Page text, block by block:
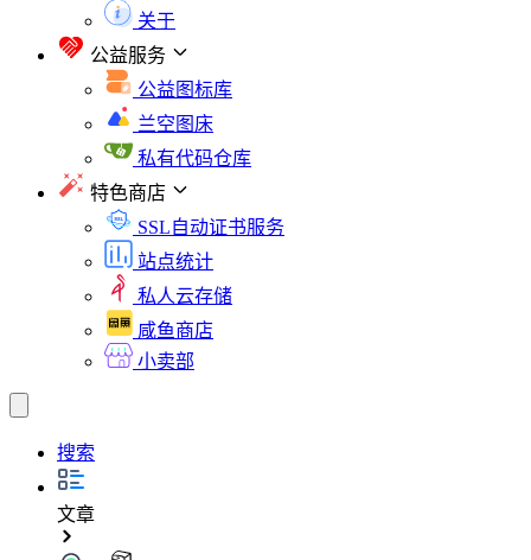
关于
公益服务
公益图标库
兰空图床
私有代码仓库
特色商店
SSL自动证书服务
站点统计
私人云存储
咸鱼商店
小卖部
搜索
文章